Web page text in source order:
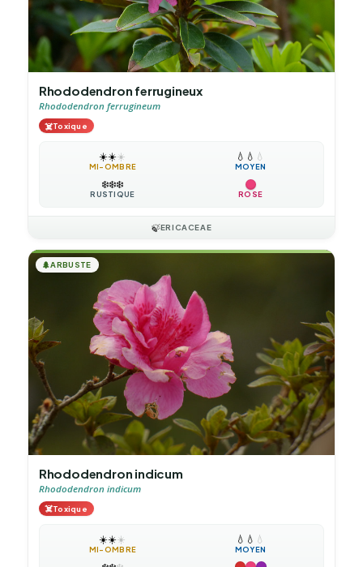
Rhododendron ferrugineux
Rhododendron ferrugineum
☠️Toxique
☀️☀️☀️
MI-OMBRE
💧 💧 💧
MOYEN
❄️❄️❄️
RUSTIQUE ROSE
🍃ERICACEAE
🌲ARBUSTE
Rhododendron indicum
Rhododendron indicum
☠️Toxique
☀️☀️☀️
MI-OMBRE
💧 💧 💧
MOYEN